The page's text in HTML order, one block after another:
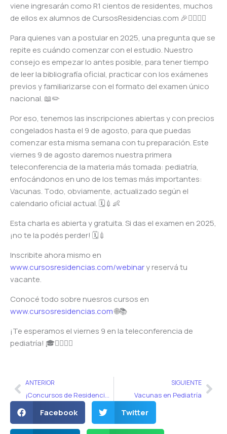
viene ingresarán como R1 cientos de residentes, muchos
de ellos ex alumnos de CursosResidencias.com 🎉👩‍⚕️👨‍⚕️
Para quienes van a postular en 2025, una pregunta que se
repite es cuándo comenzar con el estudio. Nuestro
consejo es empezar lo antes posible, para tener tiempo
de leer la bibliografía oficial, practicar con los exámenes
previos y familiarizarse con el formato del examen único
nacional. 📖✏️
Por eso, tenemos las inscripciones abiertas y con precios
congelados hasta el 9 de agosto, para que puedas
comenzar esta misma semana con tu preparación. Este
viernes 9 de agosto daremos nuestra primera
teleconferencia de la materia más tomada: pediatría,
enfocándonos en uno de los temas más importantes:
Vacunas. Todo, obviamente, actualizado según el
calendario oficial actual. 🗓️💉👶
Esta charla es abierta y gratuita. Si das el examen en 2025,
¡no te la podés perder! 🗓️💉
Inscribite ahora mismo en
www.cursosresidencias.com/webinary reservá tu
vacante.
Conocé todo sobre nuesros cursos en
www.cursosresidencias.com🌐📚
¡Te esperamos el viernes 9 en la teleconferencia de
pediatría! 🎓👩‍⚕️👨‍⚕️
AntANTERIOR
¡Concursos de Residencias 2025! 🌟
SIGUIENTE
Vacunas en Pediatría
Facebook Twitter